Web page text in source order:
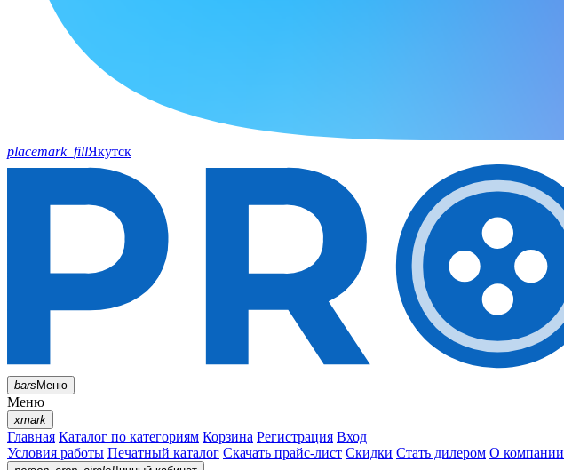
placemark_fillЯкутск
barsМеню
Меню
xmark
Главная Каталог по категориям Корзина Регистрация Вход
Условия работы Печатный каталог Скачать прайс-лист Скидки Стать дилером О компании